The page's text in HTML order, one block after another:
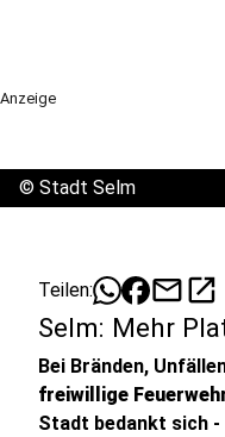
Anzeige
© Stadt Selm
Teilen: mailopen_in_new
Selm: Mehr
Bei Bränden,
freiwillige
Stadt bedankt sich -